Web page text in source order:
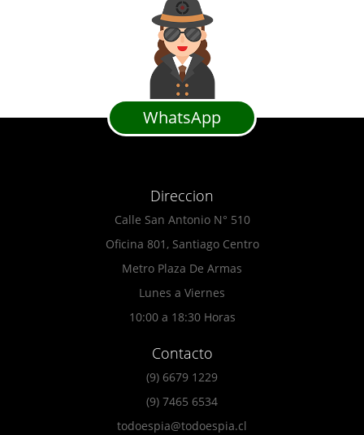
WhatsApp
Direccion
Calle San Antonio N° 510
Oficina 801, Santiago Centro
Metro Plaza De Armas
Lunes a Viernes
10:00 a 18:30 Horas
Contacto
(9) 6679 1229
(9) 7465 6534
todoespia@todoespia.cl